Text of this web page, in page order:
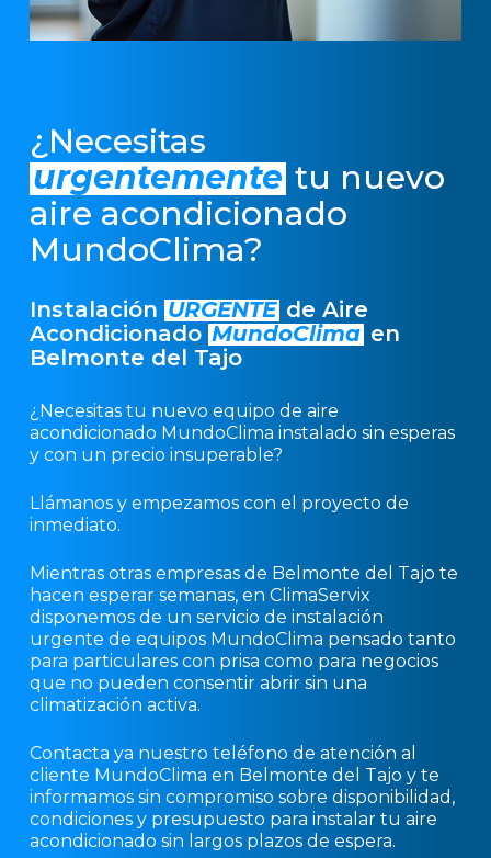
¿Necesitas
urgentemente tu nuevo
aire acondicionado
MundoClima?
Instalación URGENTE de Aire
Acondicionado MundoClima en
Belmonte del Tajo
¿Necesitas tu nuevo equipo de aire
acondicionado MundoClima instalado sin esperas
y con un precio insuperable?
Llámanos y empezamos con el proyecto de
inmediato.
Mientras otras empresas de Belmonte del Tajo te
hacen esperar semanas, en ClimaServix
disponemos de un servicio de instalación
urgente de equipos MundoClima pensado tanto
para particulares con prisa como para negocios
que no pueden consentir abrir sin una
climatización activa.
Contacta ya nuestro teléfono de atención al
cliente MundoClima en Belmonte del Tajo y te
informamos sin compromiso sobre disponibilidad,
condiciones y presupuesto para instalar tu aire
acondicionado sin largos plazos de espera.